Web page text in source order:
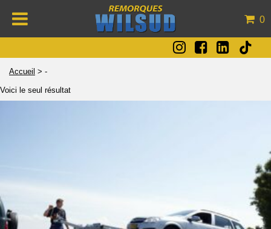
Accueil > -
Voici le seul résultat
0